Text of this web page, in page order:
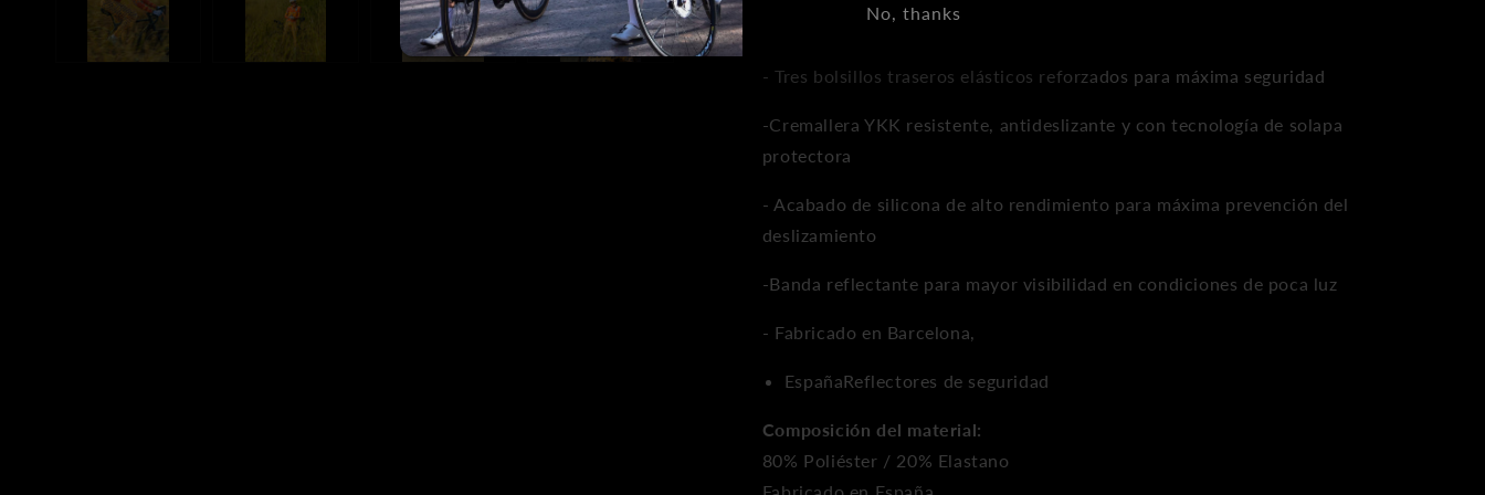
Tejido ligero de alto rendimiento
- Tres bolsillos traseros elásticos reforzados para máxima seguridad
-Cremallera YKK resistente, antideslizante y con tecnología de solapa
protectora
- Acabado de silicona de alto rendimiento para máxima prevención del
deslizamiento
-Banda reflectante para mayor visibilidad en condiciones de poca luz
- Fabricado en Barcelona,
EspañaReflectores de seguridad
Composición del material:
80% Poliéster / 20% Elastano
No, thanks